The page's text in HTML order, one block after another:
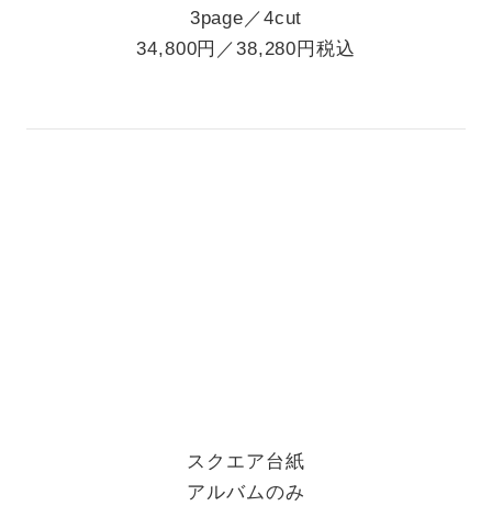
3page／4cut
34,800円／38,280円税込
スクエア台紙
アルバムのみ